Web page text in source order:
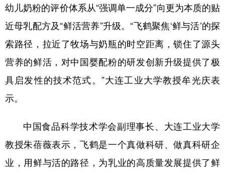
幼儿奶粉的评价体系从“强调单一成分”向更为本质的贴
近母乳配方及“鲜活营养”升级。“飞鹤聚焦‘鲜与活’的探
索路径，拉近了牧场与奶瓶的时空距离，锁住了源头
营养的鲜活，对中国婴配粉的研发创新升级提供了极
具启发性的技术范式。”大连工业大学教授牟光庆表
示。
中国食品科学技术学会副理事长、大连工业大学
教授朱蓓薇表示，飞鹤是一个真做科研、做真科研企
业，用鲜与活的路径，为乳业的高质量发展提供了鲜